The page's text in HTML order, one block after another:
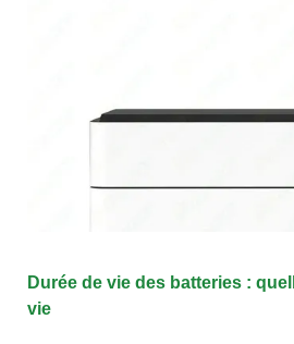
Durée de vie des batteries :
vie